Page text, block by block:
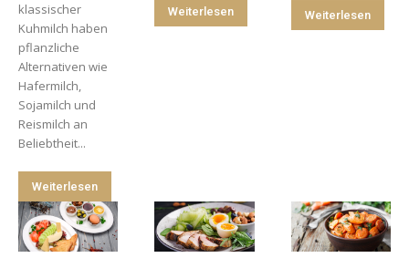
klassischer
Kuhmilch haben
pflanzliche
Alternativen wie
Hafermilch,
Sojamilch und
Reismilch an
Beliebtheit...
Weiterlesen
Weiterlesen Weiterlesen